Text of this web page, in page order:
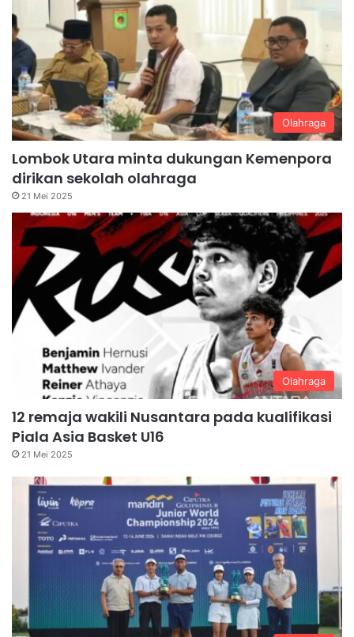
Olahraga
Lombok Utara minta dukungan Kemenpora
dirikan sekolah olahraga
21 Mei 2025
Olahraga
12 remaja wakili Nusantara pada kualifikasi
Piala Asia Basket U16
21 Mei 2025